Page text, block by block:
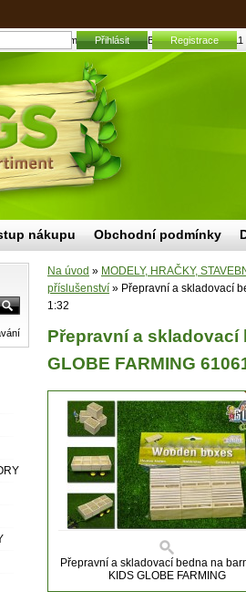
bedna na brambory KIDS GLOBE FARMING
Přihlásit Registrace
Na úvod » MODELY, HRAČKY,
příslušenství » Přepravní a skladovací
1:32
Přepravní a skladovací
GLOBE FARMING
Přepravní a skladovací bedna na
KIDS GLOBE FARMING
nákupu Obchodní podmínky